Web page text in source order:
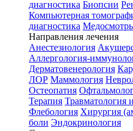
диагностика Биопсии
Компьютерная
диагностика
Направления лечения
Анестезиология
Аллергология-
Дерматовенерология
ЛОР Маммология
Остеопатия
Терапия Травматология
Флебология Хирургия
боли Эндокринология